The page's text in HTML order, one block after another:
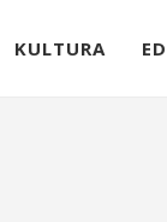
KULTURA